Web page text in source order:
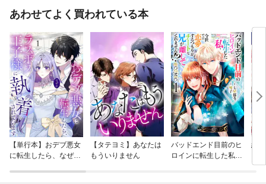
あわせてよく買われている本
【単行本】おデブ悪女
に転生したら、なぜか
【タテヨミ】あなたは
もういりません
バッドエンド目前のヒ
ロインに転生した私、
結